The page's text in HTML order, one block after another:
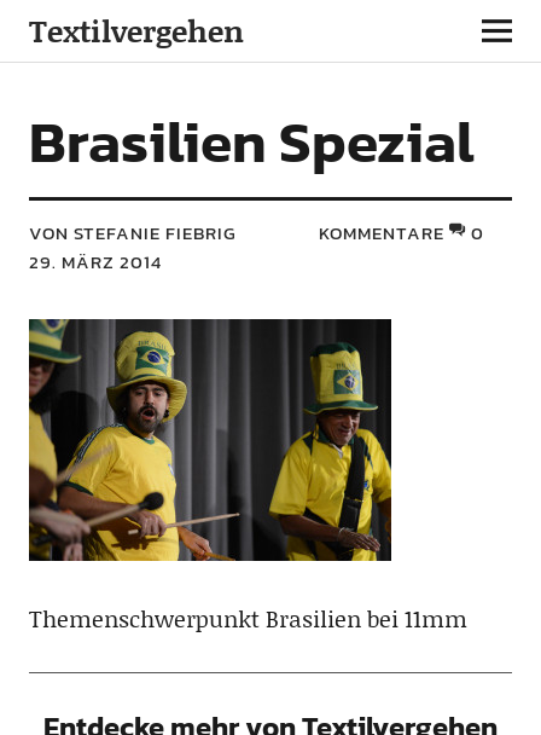
Textilvergehen
Brasilien Spezial
VON STEFANIE FIEBRIG
29. MÄRZ 2014
KOMMENTARE 0
Themenschwerpunkt Brasilien bei 11mm